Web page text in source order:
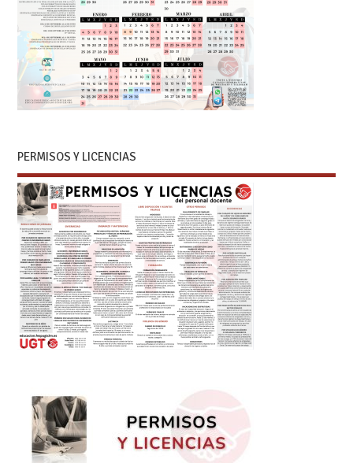
PERMISOS Y LICENCIAS